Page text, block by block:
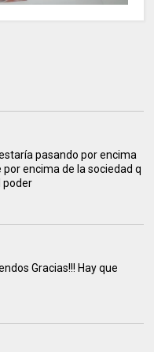
pasando por encima
encima de la sociedad q
poder
Gracias!!! Hay que